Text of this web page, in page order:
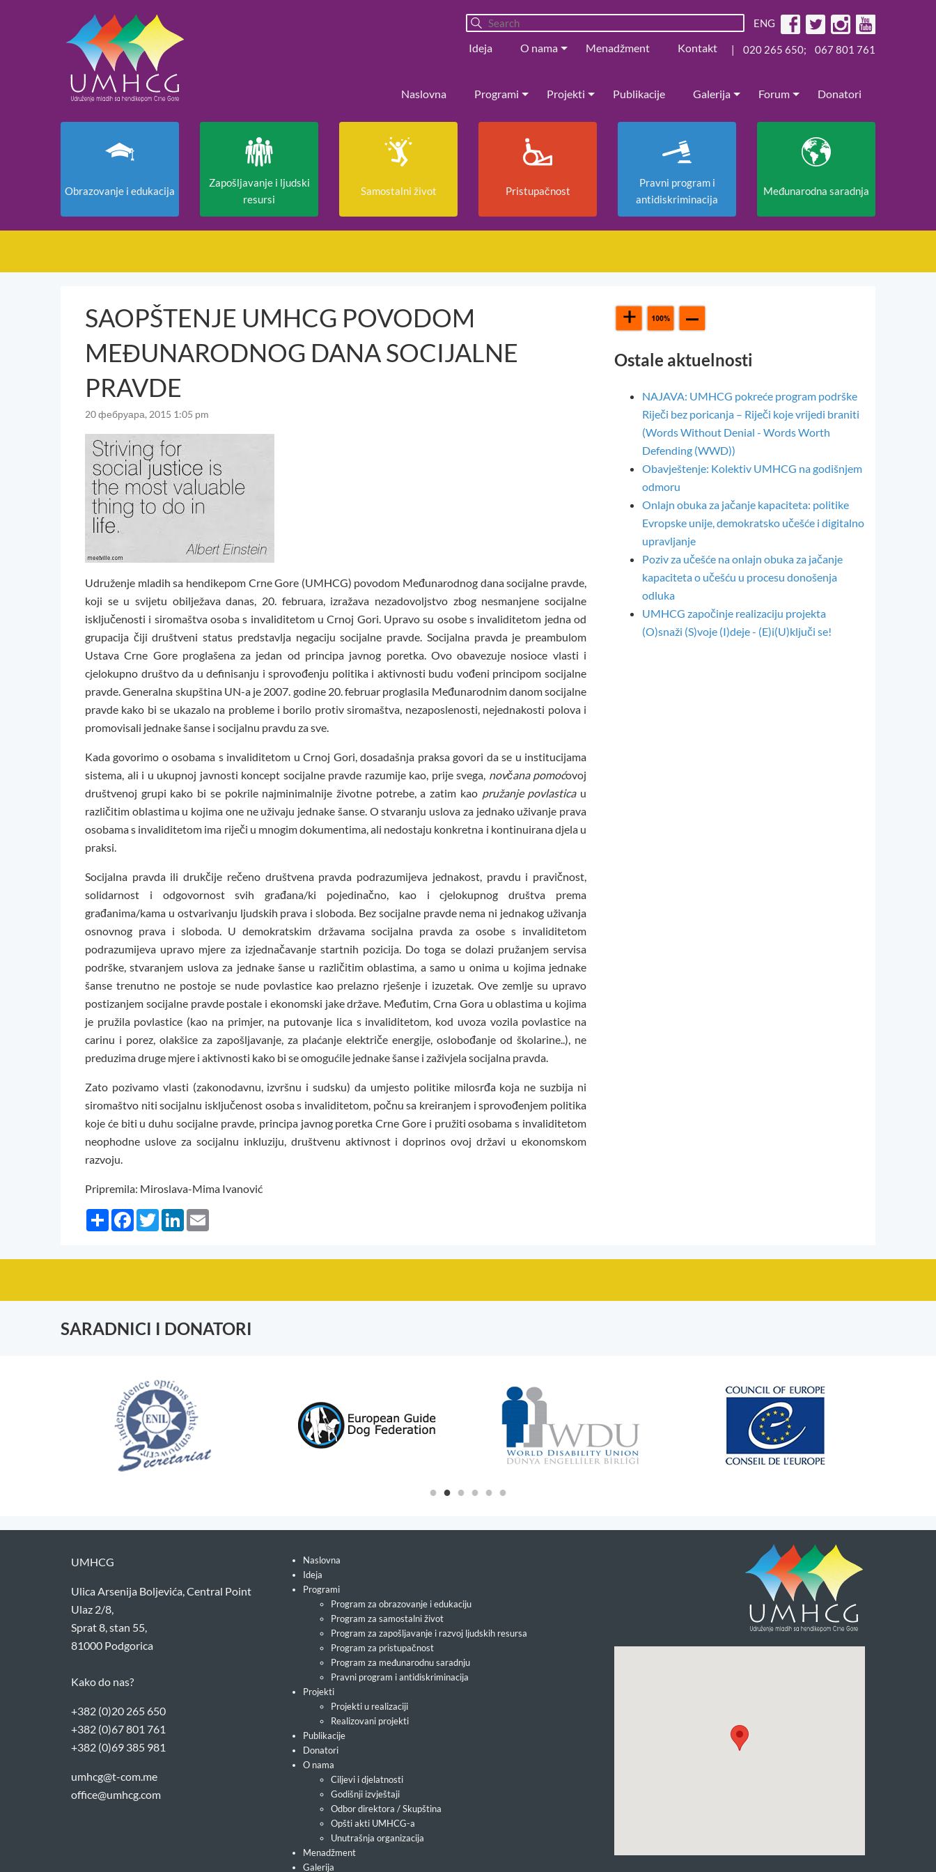
ENG
Ideja O nama Menadžment Kontakt | 020 265 650; 067 801 761
Naslovna Programi Projekti Publikacije Galerija Forum Donatori
Obrazovanje i edukacija
Zapošljavanje i ljudski
resursi
Samostalni život Pristupačnost
Pravni program i
antidiskriminacija
Međunarodna saradnja
SAOPŠTENJE UMHCG POVODOM
MEĐUNARODNOG DANA SOCIJALNE
PRAVDE
20 фебруара, 2015 1:05 pm
Udruženje mladih sa hendikepom Crne Gore (UMHCG) povodom Međunarodnog dana socijalne pravde,
koji se u svijetu obilježava danas, 20. februara, izražava nezadovoljstvo zbog nesmanjene socijalne
isključenosti i siromaštva osoba s invaliditetom u Crnoj Gori. Upravo su osobe s invaliditetom jedna od
grupacija čiji društveni status predstavlja negaciju socijalne pravde. Socijalna pravda je preambulom
Ustava Crne Gore proglašena za jedan od principa javnog poretka. Ovo obavezuje nosioce vlasti i
cjelokupno društvo da u definisanju i sprovođenju politika i aktivnosti budu vođeni principom socijalne
pravde. Generalna skupština UN-a je 2007. godine 20. februar proglasila Međunarodnim danom socijalne
pravde kako bi se ukazalo na probleme i borilo protiv siromaštva, nezaposlenosti, nejednakosti polova i
promovisali jednake šanse i socijalnu pravdu za sve.
Kada govorimo o osobama s invaliditetom u Crnoj Gori, dosadašnja praksa govori da se u institucijama
sistema, ali i u ukupnoj javnosti koncept socijalne pravde razumije kao, prije svega, novčana pomoćovoj
društvenoj grupi kako bi se pokrile najminimalnije životne potrebe, a zatim kao pružanje povlasticau
različitim oblastima u kojima one ne uživaju jednake šanse. O stvaranju uslova za jednako uživanje prava
osobama s invaliditetom ima riječi u mnogim dokumentima, ali nedostaju konkretna i kontinuirana djela u
praksi.
Socijalna pravda ili drukčije rečeno društvena pravda podrazumijeva jednakost, pravdu i pravičnost,
solidarnost i odgovornost svih građana/ki pojedinačno, kao i cjelokupnog društva prema
građanima/kama u ostvarivanju ljudskih prava i sloboda. Bez socijalne pravde nema ni jednakog uživanja
osnovnog prava i sloboda. U demokratskim državama socijalna pravda za osobe s invaliditetom
podrazumijeva upravo mjere za izjednačavanje startnih pozicija. Do toga se dolazi pružanjem servisa
podrške, stvaranjem uslova za jednake šanse u različitim oblastima, a samo u onima u kojima jednake
šanse trenutno ne postoje se nude povlastice kao prelazno rješenje i izuzetak. Ove zemlje su upravo
postizanjem socijalne pravde postale i ekonomski jake države. Međutim, Crna Gora u oblastima u kojima
je pružila povlastice (kao na primjer, na putovanje lica s invaliditetom, kod uvoza vozila povlastice na
carinu i porez, olakšice za zapošljavanje, za plaćanje električe energije, oslobođanje od školarine..), ne
preduzima druge mjere i aktivnosti kako bi se omogućile jednake šanse i zaživjela socijalna pravda.
Zato pozivamo vlasti (zakonodavnu, izvršnu i sudsku) da umjesto politike milosrđa koja ne suzbija ni
siromaštvo niti socijalnu isključenost osoba s invaliditetom, počnu sa kreiranjem i sprovođenjem politika
koje će biti u duhu socijalne pravde, principa javnog poretka Crne Gore i pružiti osobama s invaliditetom
neophodne uslove za socijalnu inkluziju, društvenu aktivnost i doprinos ovoj državi u ekonomskom
razvoju.
Pripremila: Miroslava-Mima Ivanović
Share FacebookTwitterLinkedIn
Ostale aktuelnosti
NAJAVA: UMHCG pokreće program podrške
Riječi bez poricanja – Riječi koje vrijedi braniti
(Words Without Denial - Words Worth
Defending (WWD))
Obavještenje: Kolektiv UMHCG na godišnjem
odmoru
Onlajn obuka za jačanje kapaciteta: politike
Evropske unije, demokratsko učešće i digitalno
upravljanje
Poziv za učešće na onlajn obuka za jačanje
kapaciteta o učešću u procesu donošenja
odluka
UMHCG započinje realizaciju projekta
(O)snaži (S)voje (I)deje - (E)i(U)ključi se!
SARADNICI I DONATORI
UMHCG
Ulica Arsenija Boljevića, Central Point
Ulaz 2/8,
Sprat 8, stan 55,
81000 Podgorica
Kako do nas?
+382 (0)20 265 650
+382 (0)67 801 761
+382 (0)69 385 981
umhcg@t-com.me
office@umhcg.com
Naslovna
Ideja
Programi
Program za obrazovanje i edukaciju
Program za samostalni život
Program za zapošljavanje i razvoj ljudskih resursa
Program za pristupačnost
Program za međunarodnu saradnju
Pravni program i antidiskriminacija
Projekti
Projekti u realizaciji
Realizovani projekti
Publikacije
Donatori
O nama
Ciljevi i djelatnosti
Godišnji izvještaji
Odbor direktora / Skupština
Opšti akti UMHCG-a
Unutrašnja organizacija
Menadžment
Galerija